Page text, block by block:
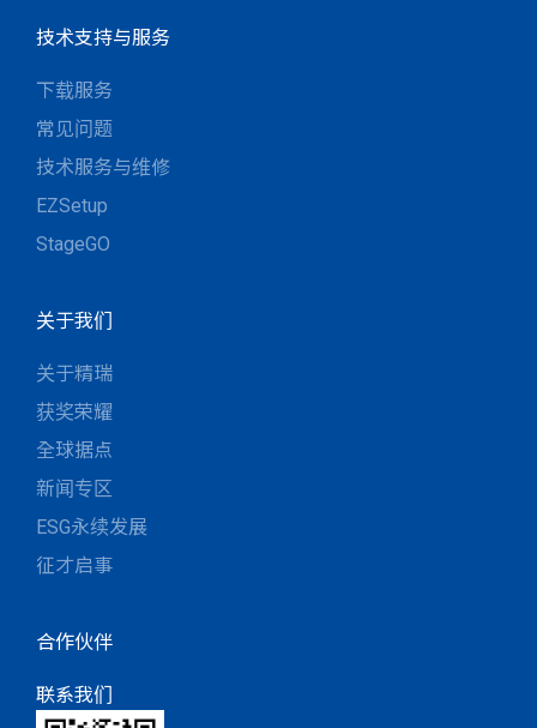
技术支持与服务
下载服务
常见问题
技术服务与维修
EZSetup
StageGO
关于我们
关于精瑞
获奖荣耀
全球据点
新闻专区
ESG永续发展
征才启事
合作伙伴
联系我们